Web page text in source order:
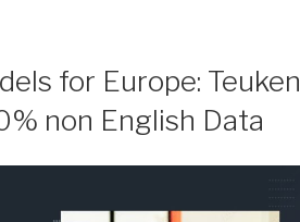
for Europe: Teuken
non English Data